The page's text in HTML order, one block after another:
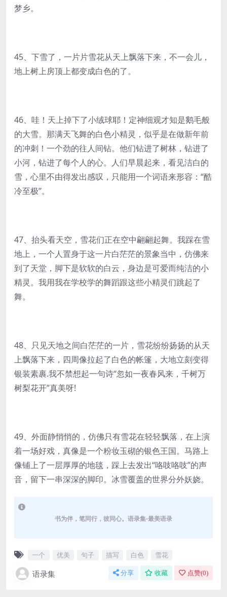
梦乡。
45、下雪了，一片片雪花从天上飘落下来，不一会儿，
地上树上房顶上都变成白色的了。
46、哇！天上掉下了小绒球耶！定神细观才知是鹅毛般
的大雪。那满天飞舞的白色小精灵，似乎是在做新年前
的冲刺！一个劲的往人间钻。他们钻进了树林，钻进了
小河，钻进了每个人的心。人们早晨起来，看见洁白的
雪，心里不由得发出感叹，只能用一个词语来形容：“酷
冷至极”。
47、抬头看天空，雪花们正在空中翩翩起舞。我踩在雪
地上，一个人置身于这一片白茫茫的景象当中，仿佛来
到了天堂，脚下是软软的白云，身边是可爱而纯洁的小
精灵。我用我在学校学的舞蹈跟这些小精灵们跳起了
舞。
48、只见天地之间白茫茫的一片，雪花纷纷扬扬的从天
上飘落下来，四周像拉起了白色的帐篷，大地立刻变得
银装素裹.我不禁想起一句诗“忽如一夜春风来，千树万
树梨花开”真美呀!
49、外面静悄悄的，仿佛只有雪花在轻轻飘落，在上演
着一场好戏，真像是一个粉妆玉砌的银色王国。马路上
像铺上了一层厚厚的地毯，踩上去发出“咯吱咯吱”的声
音，留下一串深深的脚印。冰雪覆盖的世界分外妖娆。
书为伴，笔同行，彼同心。语录集-最美语录
一个 优美 句子 描写 白色 雪花
语录集 分享 收藏 点赞(0)